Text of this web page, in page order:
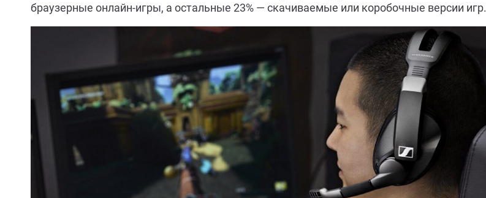
браузерные онлайн-игры, а остальные 23% — скачиваемые или коробочные версии игр.